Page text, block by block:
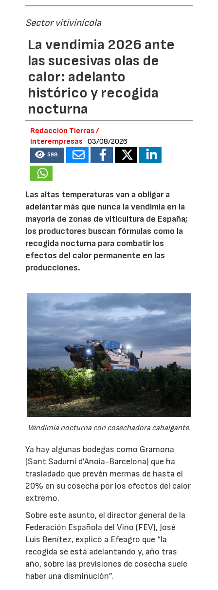
Sector vitivinícola
La vendimia 2026 ante
las sucesivas olas de
calor: adelanto
histórico y recogida
nocturna
Redacción Tierras /
Interempresas
03/08/2026
598
Las altas temperaturas van a obligar a
adelantar más que nunca la vendimia en la
mayoría de zonas de viticultura de España;
los productores buscan fórmulas como la
recogida nocturna para combatir los
efectos del calor permanente en las
producciones.
Vendimia nocturna con cosechadora cabalgante.
Ya hay algunas bodegas como Gramona
(Sant Sadurní d'Anoia-Barcelona) que ha
trasladado que prevén mermas de hasta el
20% en su cosecha por los efectos del calor
extremo.
Sobre este asunto, el director general de la
Federación Española del Vino (FEV), José
Luis Benítez, explicó a Efeagro que “la
recogida se está adelantando y, año tras
año, sobre las previsiones de cosecha suele
haber una disminución”.